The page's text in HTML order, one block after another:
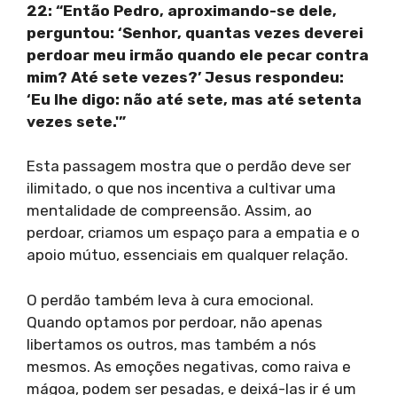
22: “Então Pedro, aproximando-se dele,
perguntou: ‘Senhor, quantas vezes deverei
perdoar meu irmão quando ele pecar contra
mim? Até sete vezes?’ Jesus respondeu:
‘Eu lhe digo: não até sete, mas até setenta
vezes sete.'”
Esta passagem mostra que o perdão deve ser
ilimitado, o que nos incentiva a cultivar uma
mentalidade de compreensão. Assim, ao
perdoar, criamos um espaço para a empatia e o
apoio mútuo, essenciais em qualquer relação.
O perdão também leva à cura emocional.
Quando optamos por perdoar, não apenas
libertamos os outros, mas também a nós
mesmos. As emoções negativas, como raiva e
mágoa, podem ser pesadas, e deixá-las ir é um